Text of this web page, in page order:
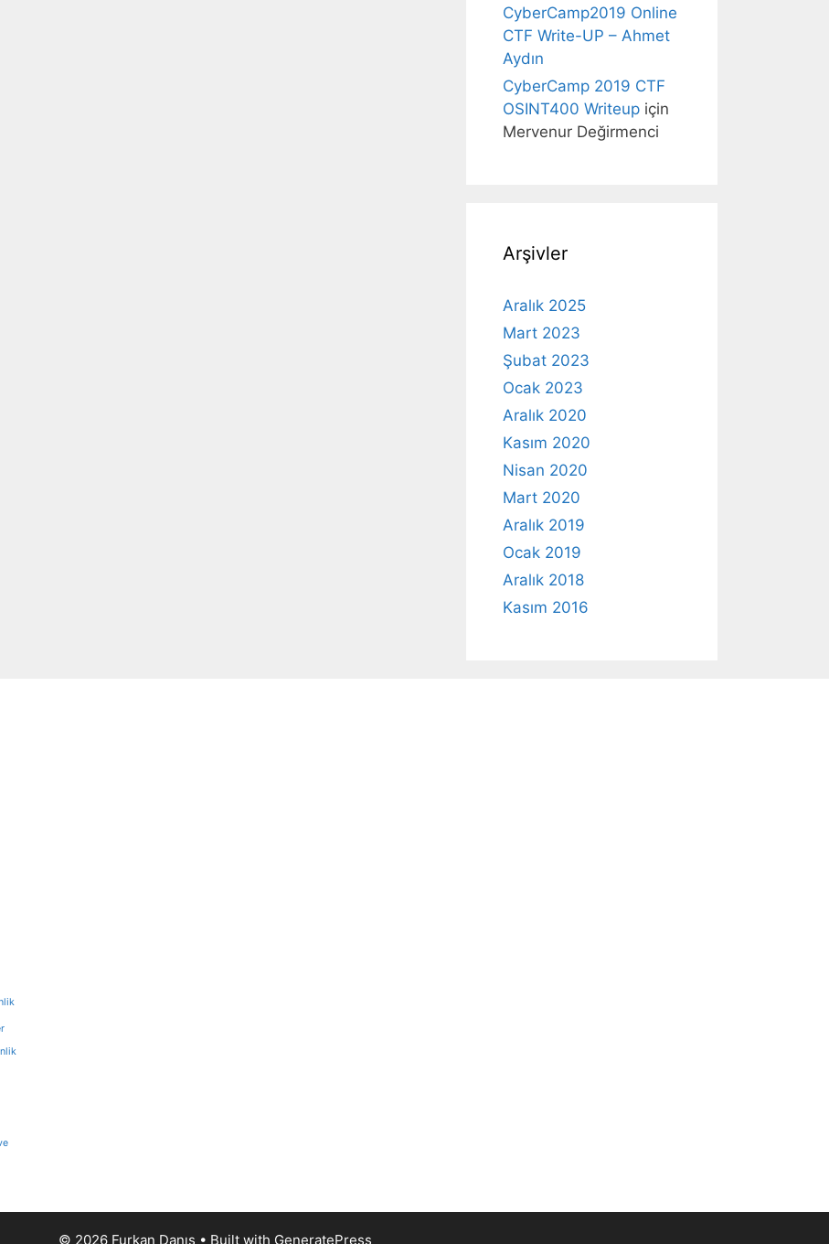
CyberCamp2019 Online
CTF Write-UP – Ahmet
Aydın
CyberCamp 2019 CTF
OSINT400 Writeup için
Mervenur Değirmenci
Arşivler
Aralık 2025
Mart 2023
Şubat 2023
Ocak 2023
Aralık 2020
Kasım 2020
Nisan 2020
Mart 2020
Aralık 2019
Ocak 2019
Aralık 2018
Kasım 2016
© 2026 Furkan Danış • Built with GeneratePress